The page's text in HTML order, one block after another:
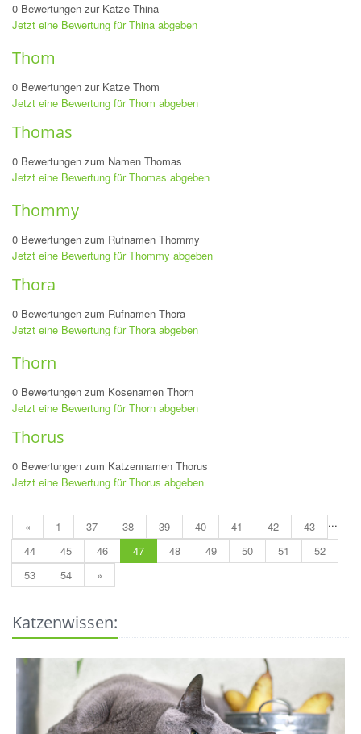
0 Bewertungen zur Katze Thina
Jetzt eine Bewertung für Thina abgeben
Thom
0 Bewertungen zur Katze Thom
Jetzt eine Bewertung für Thom abgeben
Thomas
0 Bewertungen zum Namen Thomas
Jetzt eine Bewertung für Thomas abgeben
Thommy
0 Bewertungen zum Rufnamen Thommy
Jetzt eine Bewertung für Thommy abgeben
Thora
0 Bewertungen zum Rufnamen Thora
Jetzt eine Bewertung für Thora abgeben
Thorn
0 Bewertungen zum Kosenamen Thorn
Jetzt eine Bewertung für Thorn abgeben
Thorus
0 Bewertungen zum Katzennamen Thorus
Jetzt eine Bewertung für Thorus abgeben
« 1 ...
37 38 39 40 41 42
43
44
45 46 47 48 49 50 51
52
53
54 »
Katzenwissen: